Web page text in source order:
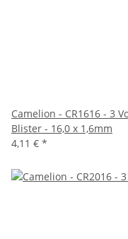
Camelion - CR1616 - 3
Blister - 16,0 x 1,6mm
4,11 € *